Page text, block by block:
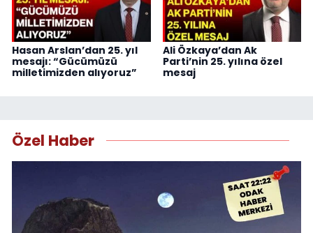
Hasan Arslan’dan 25. yıl
mesajı: “Gücümüzü
milletimizden alıyoruz”
Ali Özkaya’dan Ak
Parti’nin 25. yılına özel
mesaj
Özel Haber